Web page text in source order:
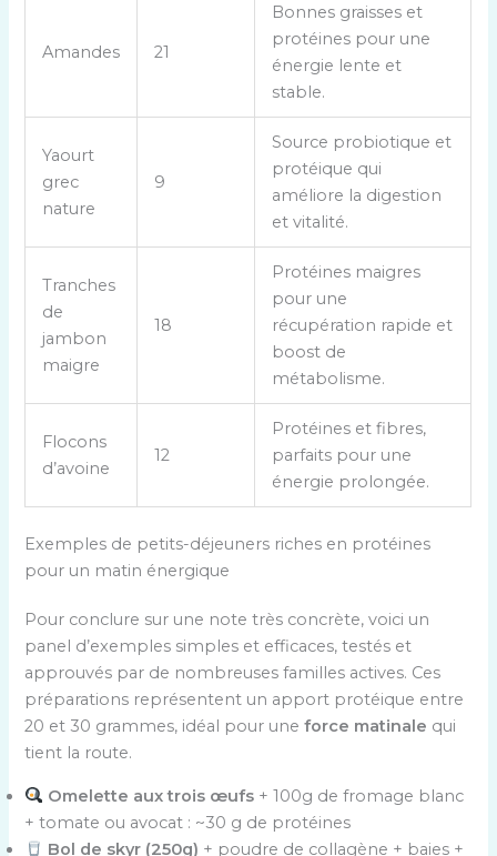
e
i
n
t
é
i
e
s
,
q
u
a
t
Amandes 21
Bonnes graisses et
protéines pour une
énergie lente et
stable.
Yaourt
grec
nature
9
Source probiotique et
protéique qui
améliore la digestion
et vitalité.
Tranches
de
jambon
maigre
18
Protéines maigres
pour une
récupération rapide et
boost de
métabolisme.
Flocons
d’avoine
12
Protéines et fibres,
parfaits pour une
énergie prolongée.
Exemples de petits-déjeuners riches en protéines
pour un matin énergique
Pour conclure sur une note très concrète, voici un
panel d’exemples simples et efficaces, testés et
approuvés par de nombreuses familles actives. Ces
préparations représentent un apport protéique entre
20 et 30 grammes, idéal pour uneforce matinale qui
tient la route.
Omelette aux trois œufs + 100g de fromage blanc
+ tomate ou avocat : ~30 g de protéines
Bol de skyr (250g) + poudre de collagène + baies +